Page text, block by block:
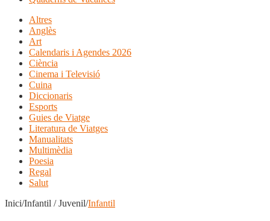
Altres
Anglès
Art
Calendaris i Agendes 2026
Ciència
Cinema i Televisió
Cuina
Diccionaris
Esports
Guies de Viatge
Literatura de Viatges
Manualitats
Multimèdia
Poesia
Regal
Salut
Inici/Infantil / Juvenil/Infantil